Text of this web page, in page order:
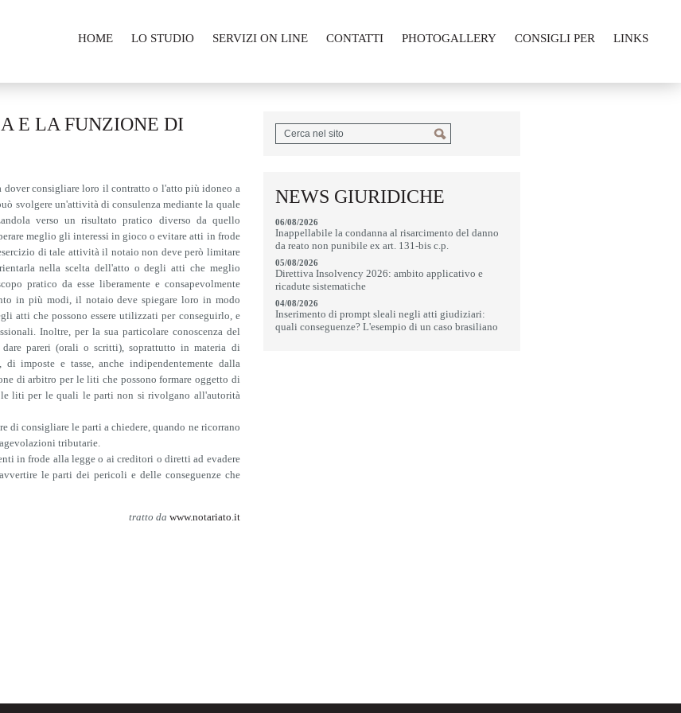
HOME LO STUDIO SERVIZI ON LINE CONTATTI PHOTOGALLERY CONSIGLI PER LINKS
E LA FUNZIONE DI
dover consigliare loro il contratto o l'atto più idoneo a
svolgere un'attività di consulenza mediante la quale
verso un risultato pratico diverso da quello
meglio gli interessi in gioco o evitare atti in frode
di tale attività il notaio non deve però limitare
nella scelta dell'atto o degli atti che meglio
pratico da esse liberamente e consapevolmente
in più modi, il notaio deve spiegare loro in modo
atti che possono essere utilizzati per conseguirlo, e
Inoltre, per la sua particolare conoscenza del
pareri (orali o scritti), soprattutto in materia di
imposte e tasse, anche indipendentemente dalla
di arbitro per le liti che possono formare oggetto di
le liti per le quali le parti non si rivolgano all'autorità
consigliare le parti a chiedere, quando ne ricorrano
tributarie.
in frode alla legge o ai creditori o diretti ad evadere
le parti dei pericoli e delle conseguenze che
tratto da www.notariato.it
NEWS GIURIDICHE
06/08/2026
Inappellabile la condanna al risarcimento del danno
da reato non punibile ex art. 131-bis c.p.
05/08/2026
Direttiva Insolvency 2026: ambito applicativo e
ricadute sistematiche
04/08/2026
Inserimento di prompt sleali negli atti giudiziari:
quali conseguenze? L'esempio di un caso brasiliano